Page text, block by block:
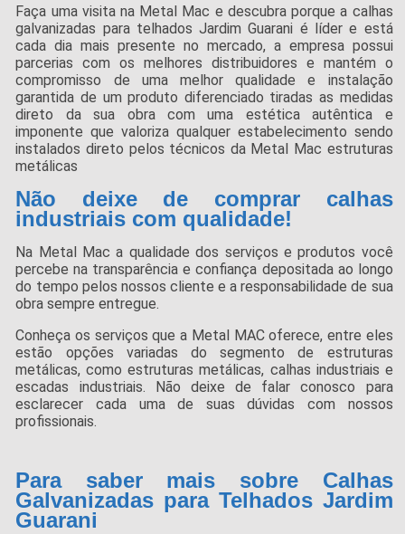
Faça uma visita na Metal Mac e descubra porque a calhas
galvanizadas para telhados Jardim Guarani é líder e está
cada dia mais presente no mercado, a empresa possui
parcerias com os melhores distribuidores e mantém o
compromisso de uma melhor qualidade e instalação
garantida de um produto diferenciado tiradas as medidas
direto da sua obra com uma estética autêntica e
imponente que valoriza qualquer estabelecimento sendo
instalados direto pelos técnicos da Metal Mac estruturas
metálicas
Não deixe de comprar calhas
industriais com qualidade!
Na Metal Mac a qualidade dos serviços e produtos você
percebe na transparência e confiança depositada ao longo
do tempo pelos nossos cliente e a responsabilidade de sua
obra sempre entregue.
Conheça os serviços que a Metal MAC oferece, entre eles
estão opções variadas do segmento de estruturas
metálicas, como estruturas metálicas, calhas industriais e
escadas industriais. Não deixe de falar conosco para
esclarecer cada uma de suas dúvidas com nossos
profissionais.
Para saber mais sobre Calhas
Galvanizadas para Telhados Jardim
Guarani